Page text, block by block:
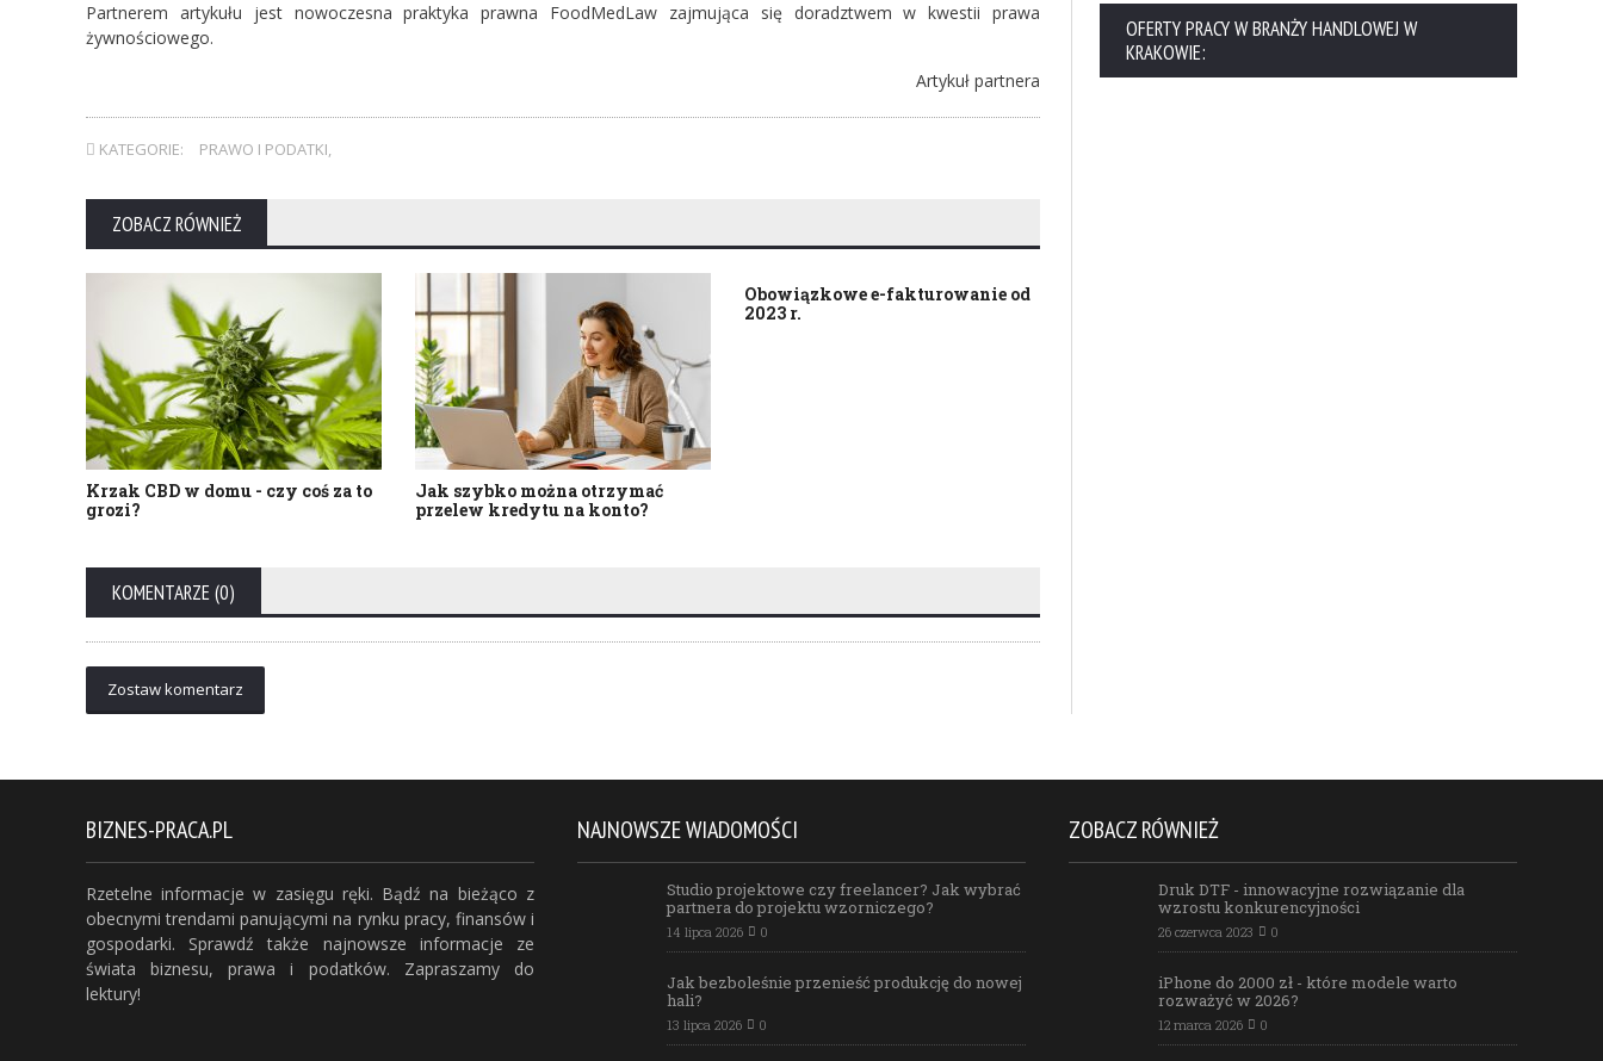
Partnerem artykułu jest nowoczesna praktyka prawna FoodMedLaw zajmująca się doradztwem w kwestii prawa
żywnościowego.
Artykuł partnera
KATEGORIE: PRAWO I PODATKI,
ZOBACZ RÓWNIEŻ
Krzak CBD w domu - czy coś za to
grozi?
Jak szybko można otrzymać
przelew kredytu na konto?
Obowiązkowe e-fakturowanie od
2023 r.
KOMENTARZE (0)
Zostaw komentarz
OFERTY PRACY W BRANŻY HANDLOWEJ W
KRAKOWIE:
BIZNES-PRACA.PL
Rzetelne informacje w zasięgu ręki. Bądź na bieżąco z
obecnymi trendami panującymi na rynku pracy, finansów i
gospodarki. Sprawdź także najnowsze informacje ze
świata biznesu, prawa i podatków. Zapraszamy do
lektury!
NAJNOWSZE WIADOMOŚCI
Studio projektowe czy freelancer? Jak wybrać
partnera do projektu wzorniczego?
14 lipca 2026 0
Jak bezboleśnie przenieść produkcję do nowej
hali?
13 lipca 2026 0
ZOBACZ RÓWNIEŻ
Druk DTF - innowacyjne rozwiązanie dla
wzrostu konkurencyjności
26 czerwca 2023 0
iPhone do 2000 zł - które modele warto
rozważyć w 2026?
12 marca 2026 0